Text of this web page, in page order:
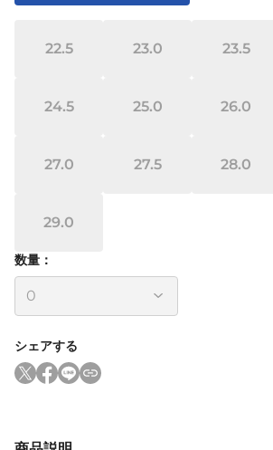
22.5 23.0 23.5
24.5 25.0 26.0
27.0 27.5 28.0
29.0
数量：
シェアする